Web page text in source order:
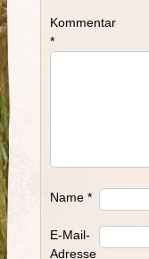
Kommentar
*
Name *
E-Mail-
Adresse